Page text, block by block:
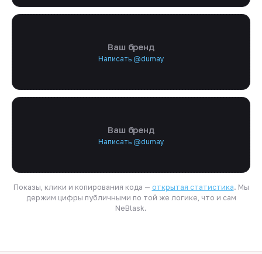
Ваш бренд
Написать @dumay
Ваш бренд
Написать @dumay
Показы, клики и копирования кода — открытая статистика. Мы
держим цифры публичными по той же логике, что и сам
NeBlask.